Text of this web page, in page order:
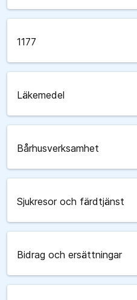
1177
Läkemedel
Bårhusverksamhet
Sjukresor och färdtjänst
Bidrag och ersättningar